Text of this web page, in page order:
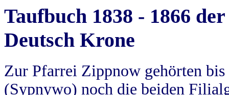
Taufbuch 1838 - 1866
Deutsch Krone
Zur Pfarrei Zippnow gehörten
(Sypnywo) noch die beiden